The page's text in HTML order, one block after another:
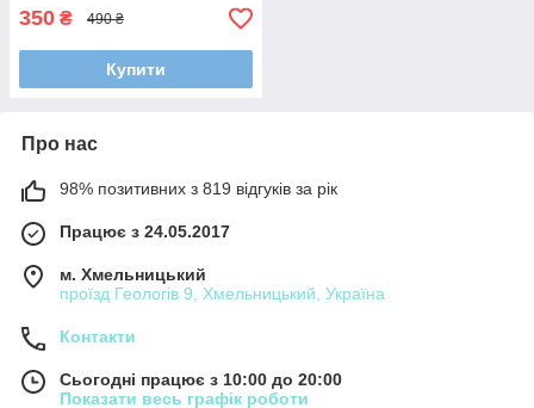
350 ₴ 490 ₴
Купити
Про нас
98% позитивних з 819 відгуків за рік
Працює з 24.05.2017
м. Хмельницький
проїзд Геологів 9, Хмельницький, Україна
Контакти
Сьогодні працює з 10:00 до 20:00
Показати весь графік роботи